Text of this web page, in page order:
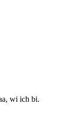
wi ich bi.